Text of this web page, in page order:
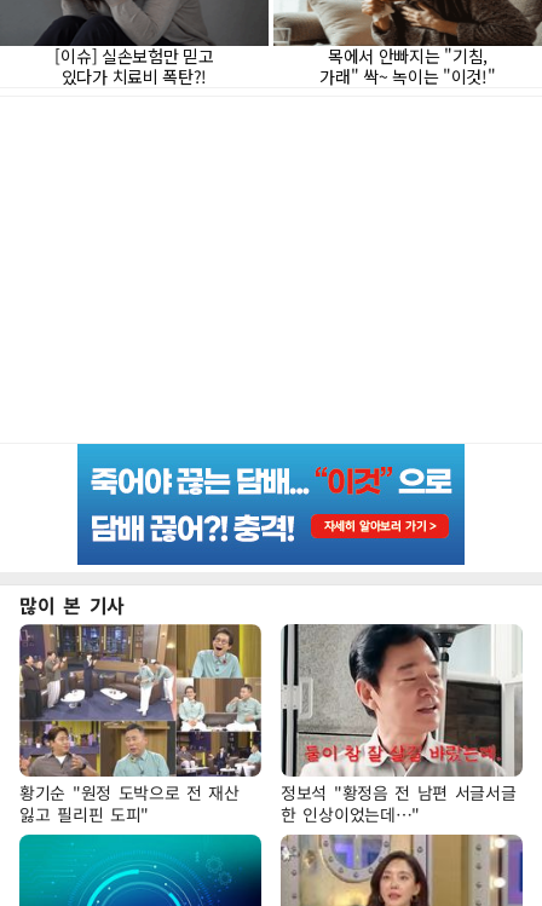
많이 본 기사
황기순 "원정 도박으로 전 재산
잃고 필리핀 도피"
정보석 "황정음 전 남편 서글서글
한 인상이었는데…"